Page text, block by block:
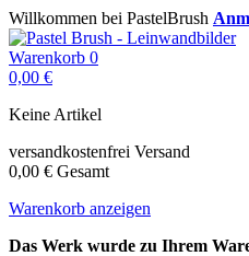
Willkommen bei PastelBrush
Warenkorb 0
0,00 €
Keine Artikel
versandkostenfrei Versand
0,00 € Gesamt
Warenkorb anzeigen
Das Werk wurde zu Ihrem